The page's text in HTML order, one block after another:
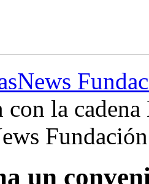
News
con la
Fundación
un